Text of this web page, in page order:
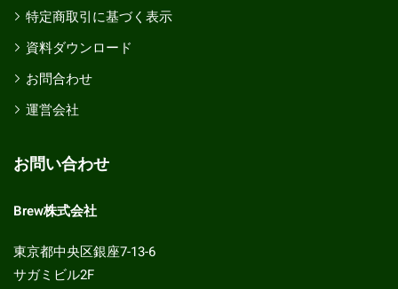
特定商取引に基づく表示
資料ダウンロード
お問合わせ
運営会社
お問い合わせ
Brew株式会社
東京都中央区銀座7-13-6
サガミビル2F